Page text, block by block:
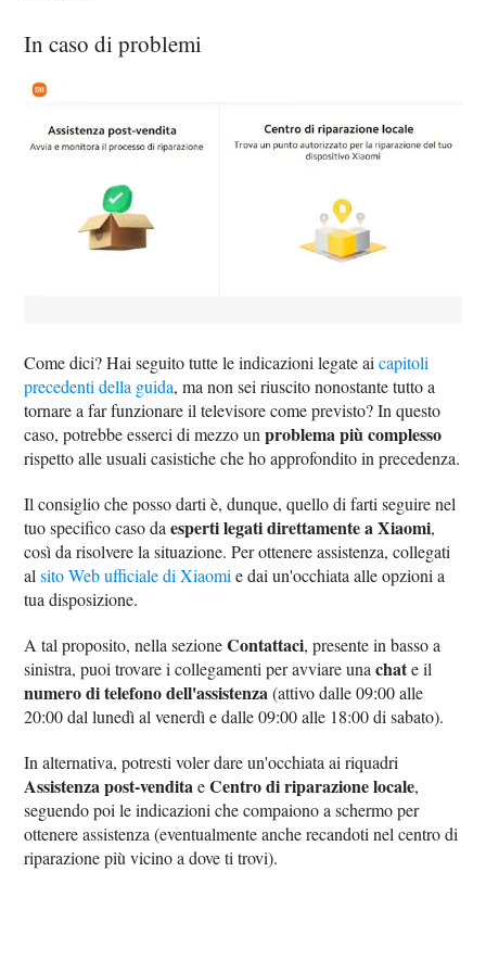
In caso di problemi
Come dici? Hai seguito tutte le indicazioni legate aicapitoli
precedenti della guida, ma non sei riuscito nonostante tutto a
tornare a far funzionare il televisore come previsto? In questo
caso, potrebbe esserci di mezzo unproblema più complesso
rispetto alle usuali casistiche che ho approfondito in precedenza.
Il consiglio che posso darti è, dunque, quello di farti seguire nel
tuo specifico caso daesperti legati direttamente a Xiaomi,
così da risolvere la situazione. Per ottenere assistenza, collegati
alsito Web ufficiale di Xiaomi e dai un'occhiata alle opzioni a
tua disposizione.
A tal proposito, nella sezioneContattaci, presente in basso a
sinistra, puoi trovare i collegamenti per avviare unachate il
numero di telefono dell'assistenza(attivo dalle 09:00 alle
20:00 dal lunedì al venerdì e dalle 09:00 alle 18:00 di sabato).
In alternativa, potresti voler dare un'occhiata ai riquadri
Assistenza post-venditaeCentro di riparazione locale,
seguendo poi le indicazioni che compaiono a schermo per
ottenere assistenza (eventualmente anche recandoti nel centro di
riparazione più vicino a dove ti trovi).